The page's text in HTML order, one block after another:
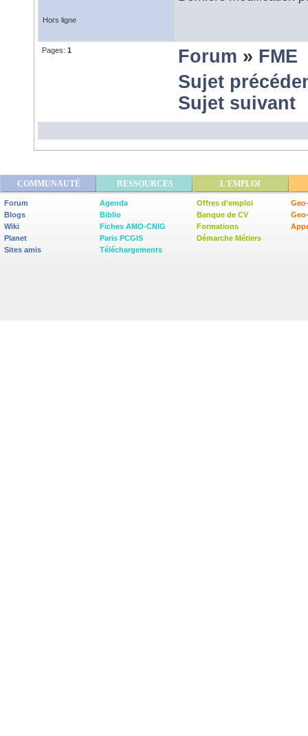
Hors ligne
Pages: 1 Forum » FME
Sujet
Sujet suivant
COMMUNAUTÉ RESSOURCES L'EMPLOI
Forum
Blogs
Wiki
Planet
Sites amis
Agenda
Biblio
Fiches AMO-CNIG
Paris PCGIS
Téléchargements
Offres d'emploi
Banque de CV
Formations
Démarche Métiers